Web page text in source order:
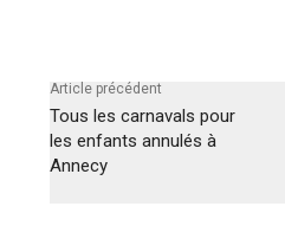
Article précédent
Tous les carnavals pour
les enfants annulés à
Annecy